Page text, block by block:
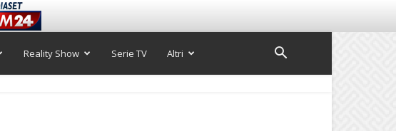
Reality Show Serie TV Altri